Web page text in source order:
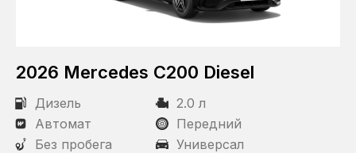
2026 Mercedes C200 Diesel
Дизель
2.0 л
Автомат
Передний
Без пробега
Универсал